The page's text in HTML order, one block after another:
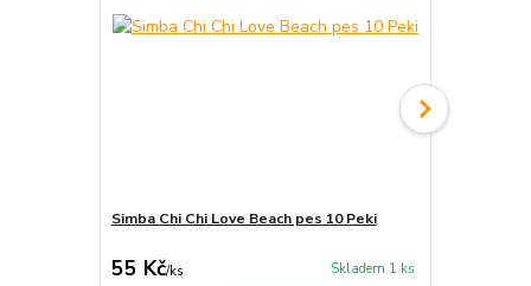
Simba Chi Chi Love Beach pes 10 Peki
55 Kč/ks Skladem 1 ks